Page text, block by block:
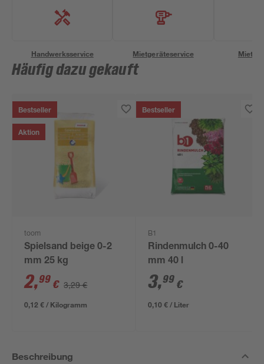
Handwerksservice Mietgeräteservice
Häufig dazu gekauft
Bestseller
Aktion
toom
Spielsand beige 0-2
mm 25 kg
2,99 € 3,29 €
0,12 € / Kilogramm
Bestseller
B1
Rindenmulch 0-40
mm 40 l
3,99 €
0,10 € / Liter
Beschreibung